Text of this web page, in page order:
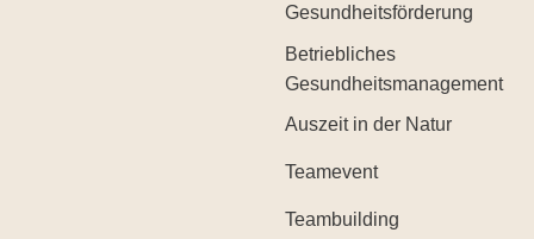
Gesundheitsförderung
Betriebliches
Gesundheitsmanagement
Auszeit in der Natur
Teamevent
Teambuilding